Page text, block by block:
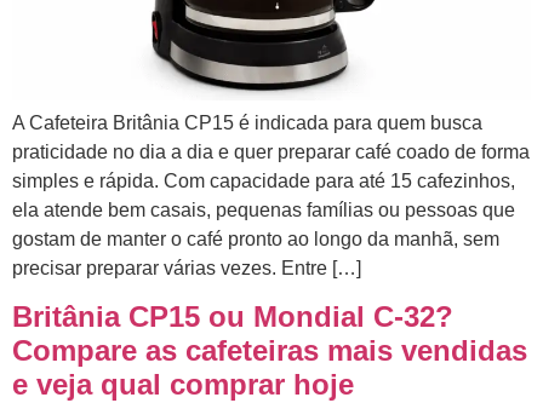
A Cafeteira Britânia CP15 é indicada para quem busca
praticidade no dia a dia e quer preparar café coado de forma
simples e rápida. Com capacidade para até 15 cafezinhos,
ela atende bem casais, pequenas famílias ou pessoas que
gostam de manter o café pronto ao longo da manhã, sem
precisar preparar várias vezes. Entre […]
Britânia CP15 ou Mondial C-32?
Compare as cafeteiras mais vendidas
e veja qual comprar hoje